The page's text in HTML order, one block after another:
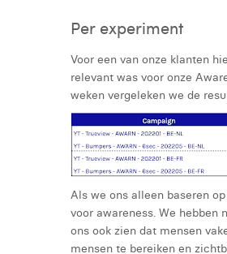
Per experiment
Voor een van onze klanten
relevant was voor onze
weken vergeleken we de
Als we ons alleen baseren
voor awareness. We hebben
ons ook zien dat mensen
mensen te bereiken en